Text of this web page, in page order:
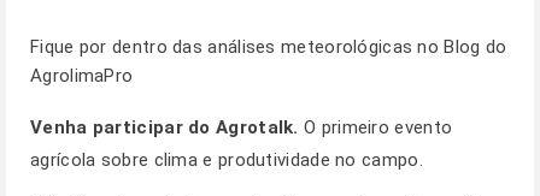
Fique por dentro das análises meteorológicas noBlog do
AgrolimaPro
Venha participar do Agrotalk. O primeiro evento
agrícola sobre clima e produtividade no campo.